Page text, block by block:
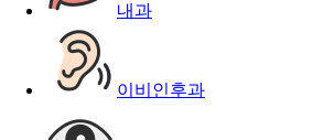
내과
이비인후과